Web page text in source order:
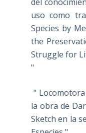
uso como
Species by
the
Struggle for
"
"
la obra de
Sketch en la